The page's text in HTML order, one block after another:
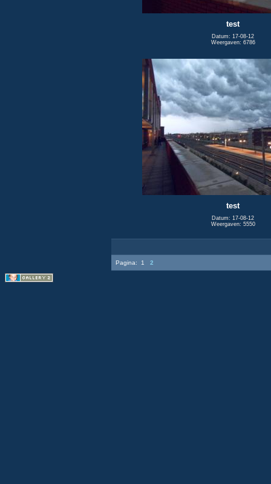
test
Datum: 17-08-12
Weergaven: 6786
test
Datum: 17-08-12
Weergaven: 5550
Pagina: 1 2